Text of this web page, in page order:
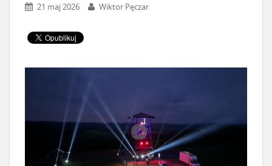
21 maj 2026 Wiktor Pęczar